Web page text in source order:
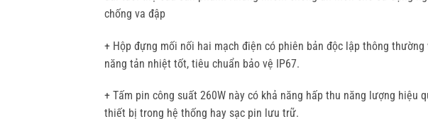
chống va đập
+ Hộp đựng mối nối hai mạch điện có phiên bản độc lập thông
năng tản nhiệt tốt, tiêu chuẩn bảo vệ IP67.
+ Tấm pin công suất 260W này có khả năng hấp thu năng lượng
thiết bị trong hệ thống hay sạc pin lưu trữ.